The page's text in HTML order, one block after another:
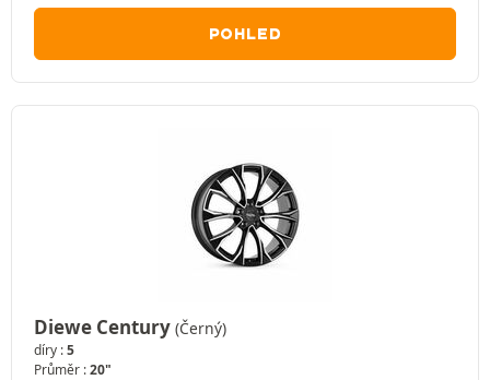
POHLED
Diewe Century (Černý)
díry :5
Průměr :20"